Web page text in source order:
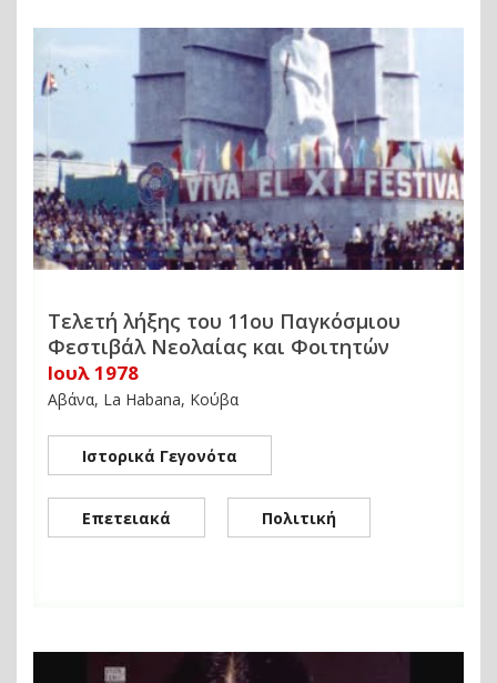
Τελετή λήξης του 11ου Παγκόσμιου
Φεστιβάλ Νεολαίας και Φοιτητών
Ιουλ 1978
Αβάνα, La Habana, Κούβα
Ιστορικά Γεγονότα
Επετειακά Πολιτική